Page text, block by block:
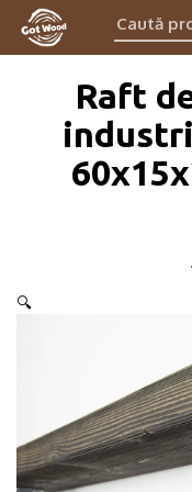
Caută
produs:
Raft
🔍